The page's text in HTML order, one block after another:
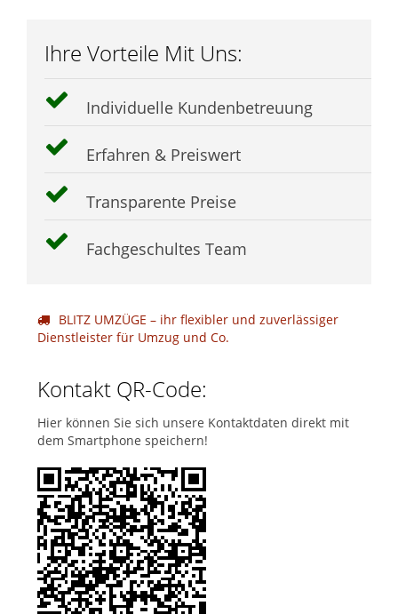
Ihre Vorteile Mit Uns:
Individuelle Kundenbetreuung
Erfahren & Preiswert
Transparente Preise
Fachgeschultes Team
BLITZ UMZÜGE – ihr flexibler und zuverlässiger
Dienstleister für Umzug und Co.
Kontakt QR-Code:
Hier können Sie sich unsere Kontaktdaten direkt mit
dem Smartphone speichern!